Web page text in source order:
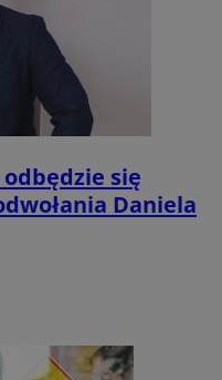
się
Daniela